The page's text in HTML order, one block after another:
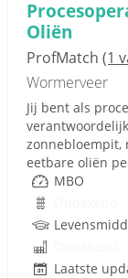
Oliën
ProfMatch (1
Wormerveer
Jij bent als
zonnebloempit,
eetbare oliën
MBO
Laatste